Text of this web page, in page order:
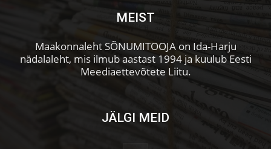
MEIST
Maakonnaleht SÕNUMITOOJA on Ida-Harju
nädalaleht, mis ilmub aastast 1994 ja kuulub Eesti
Meediaettevõtete Liitu.
JÄLGI MEID